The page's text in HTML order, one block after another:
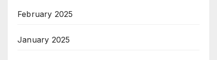
February 2025
January 2025